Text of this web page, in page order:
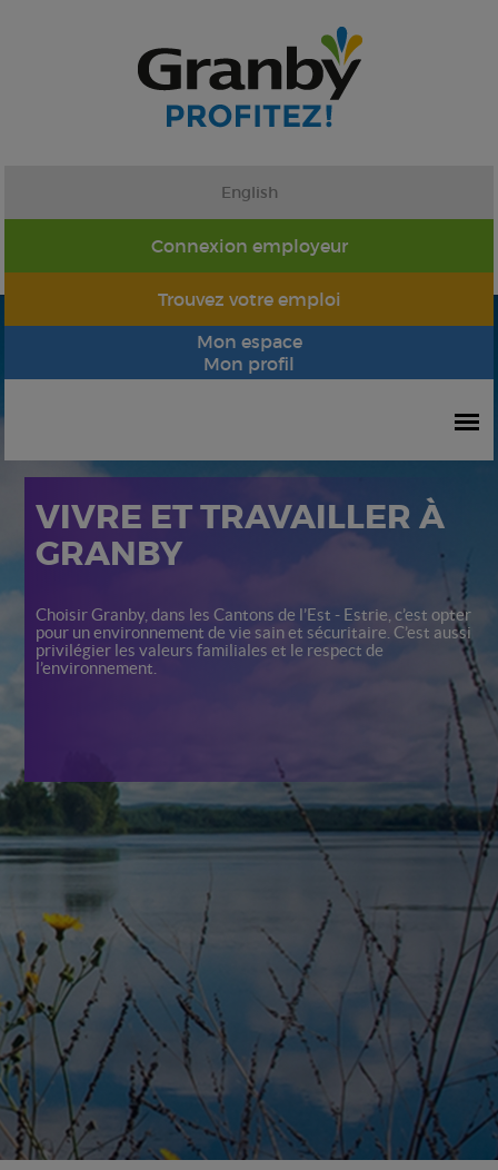
English
Connexion employeur
Trouvez votre emploi
Mon espace
Mon profil
VIVRE ET TRAVAILLER À
GRANBY
Choisir Granby, dans les Cantons de l’Est - Estrie, c’est opter
pour un environnement de vie sain et sécuritaire. C’est aussi
privilégier les valeurs familiales et le respect de
l’environnement.